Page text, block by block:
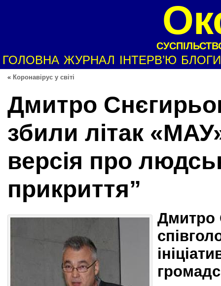
ГОЛОВНА ЖУРНАЛ ІНТЕРВ’Ю БЛОГИ
« Коронавірус у світі
Дмитро
збили літак
версія про
прикриття”
Дмитро